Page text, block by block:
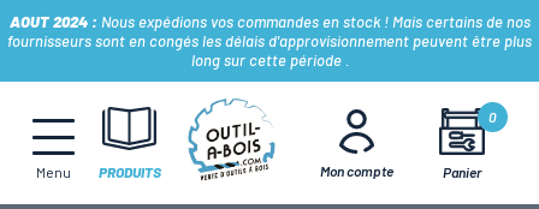
AOUT 2024 : Nous expédions vos commandes en stock ! Mais certains de nos
fournisseurs sont en congés les délais d'approvisionnement peuvent être plus
long sur cette période .
Menu PRODUITS Mon compte Panier
0
MÈCHES, FRAISES & FORETS
LAMES & DISQUES